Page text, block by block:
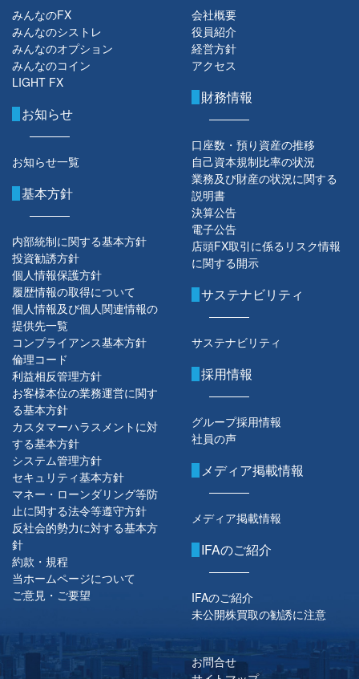
みんなのFX
みんなのシストレ
みんなのオプション
みんなのコイン
LIGHT FX
お知らせ
お知らせ一覧
会社概要
役員紹介
経営方針
アクセス
財務情報
口座数・預り資産の推移
自己資本規制比率の状況
業務及び財産の状況に関する
説明書
決算公告
電子公告
店頭FX取引に係るリスク情報
に関する開示
基本方針
内部統制に関する基本方針
投資勧誘方針
個人情報保護方針
履歴情報の取得について
個人情報及び個人関連情報の
提供先一覧
コンプライアンス基本方針
倫理コード
利益相反管理方針
お客様本位の業務運営に関す
る基本方針
カスタマーハラスメントに対
する基本方針
システム管理方針
セキュリティ基本方針
マネー・ローンダリング等防
止に関する法令等遵守方針
反社会的勢力に対する基本方
針
約款・規程
当ホームページについて
ご意見・ご要望
サステナビリティ
サステナビリティ
採用情報
グループ採用情報
社員の声
メディア掲載情報
メディア掲載情報
IFAのご紹介
IFAのご紹介
未公開株買取の勧誘に注意
お問合せ